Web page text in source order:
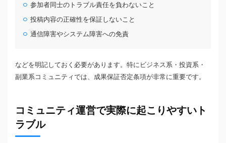
参加者同士のトラブル責任を負わないこと
投稿内容の正確性を保証しないこと
通信障害やシステム障害への免責
などを明記しておく必要があります。特にビジネス系・投資系・
副業系コミュニティでは、成果保証否定条項が非常に重要です。
コミュニティ運営で実際に起こりやすいト
ラブル